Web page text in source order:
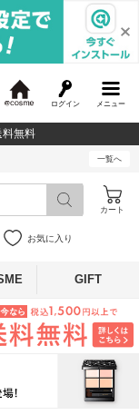
メニュー
ログイン
無料
一覧へ
カート
お気に入り
GIFT